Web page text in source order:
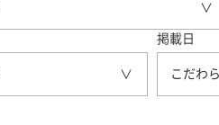
掲載日
こだわ